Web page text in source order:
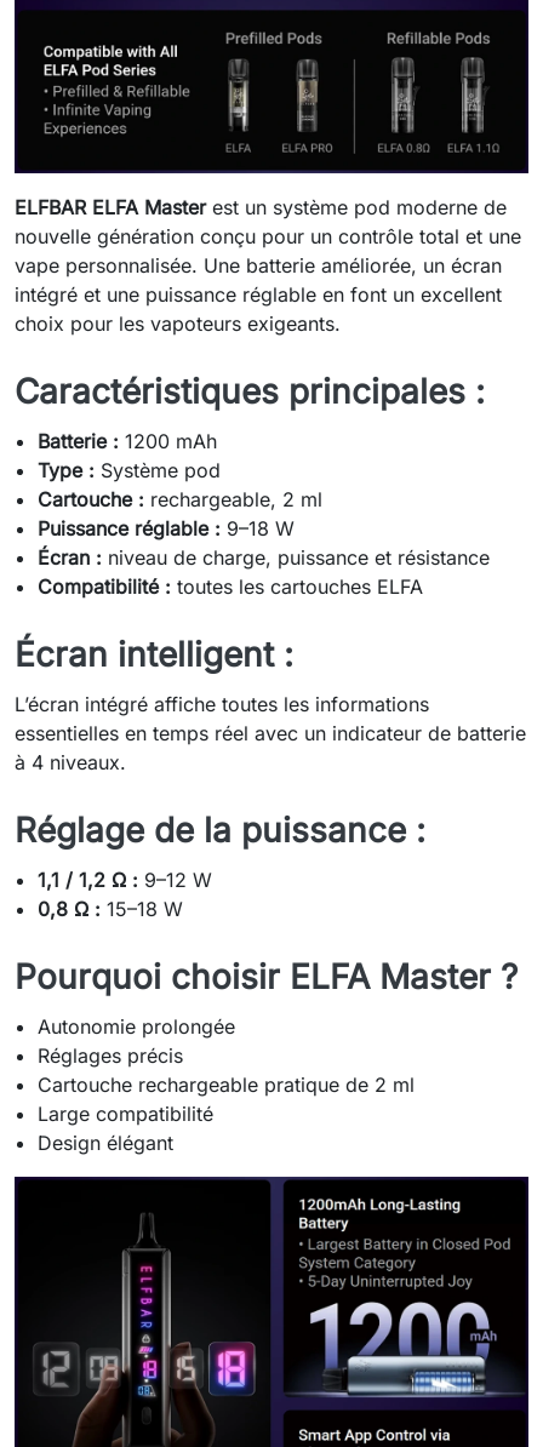
ELFBAR ELFA Masterest un système pod moderne de
nouvelle génération conçu pour un contrôle total et une
vape personnalisée. Une batterie améliorée, un écran
intégré et une puissance réglable en font un excellent
choix pour les vapoteurs exigeants.
Caractéristiques principales :
Batterie : 1200 mAh
Type : Système pod
Cartouche : rechargeable, 2 ml
Puissance réglable : 9–18 W
Écran : niveau de charge, puissance et résistance
Compatibilité : toutes les cartouches ELFA
Écran intelligent :
L’écran intégré affiche toutes les informations
essentielles en temps réel avec un indicateur de batterie
à 4 niveaux.
Réglage de la puissance :
1,1 / 1,2 Ω : 9–12 W
0,8 Ω : 15–18 W
Pourquoi choisir ELFA Master ?
Autonomie prolongée
Réglages précis
Cartouche rechargeable pratique de 2 ml
Large compatibilité
Design élégant